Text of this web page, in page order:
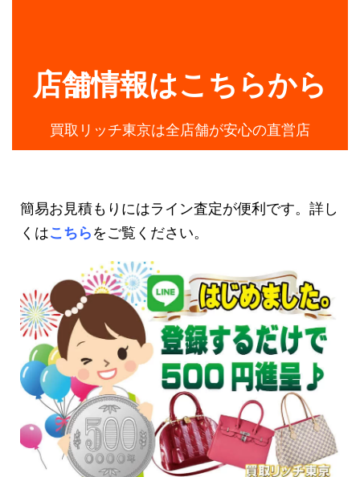
店舗情報はこちらから
買取リッチ東京は全店舗が安心の直営店
簡易お見積もりにはライン査定が便利です。詳し
くはこちらをご覧ください。